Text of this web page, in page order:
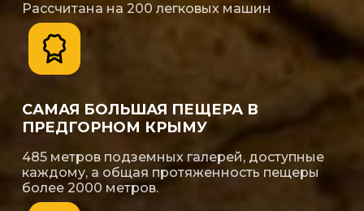
Рассчитана на 200 легковых машин
САМАЯ БОЛЬШАЯ ПЕЩЕРА В
ПРЕДГОРНОМ КРЫМУ
485 метров подземных галерей, доступные
каждому, а общая протяженность пещеры
более 2000 метров.